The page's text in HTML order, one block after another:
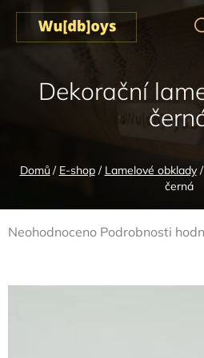
Přejít
obsah
Domů / E-shop / Lamelové obklady /
černá
Dekorační
Průměrné
Neohodnoceno Podrobnosti